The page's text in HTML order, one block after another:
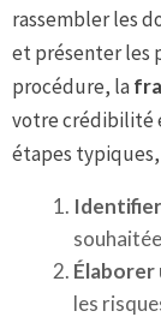
rassembler les
et présenter les
procédure, la
votre crédibilité
étapes
Élaborer
les